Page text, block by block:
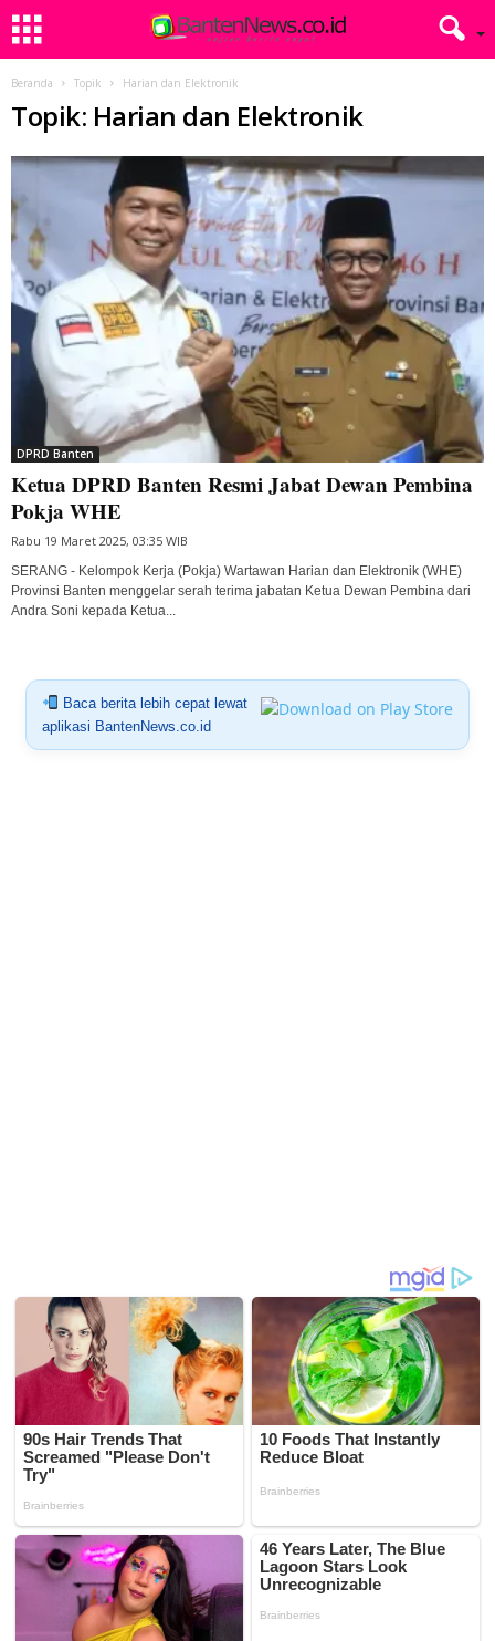
Beranda Topik Harian dan Elektronik
Topik: Harian dan Elektronik
DPRD Banten
Ketua DPRD Banten Resmi Jabat Dewan Pembina
Pokja WHE
Rabu 19 Maret 2025, 03:35 WIB
SERANG - Kelompok Kerja (Pokja) Wartawan Harian dan Elektronik (WHE)
Provinsi Banten menggelar serah terima jabatan Ketua Dewan Pembina dari
Andra Soni kepada Ketua...
Baca berita lebih cepat lewat
aplikasi BantenNews.co.id